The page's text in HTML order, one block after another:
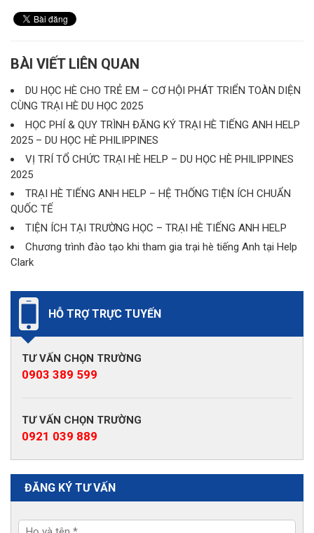
BÀI VIẾT LIÊN QUAN
DU HỌC HÈ CHO TRẺ EM – CƠ HỘI PHÁT TRIỂN TOÀN DIỆN
CÙNG TRẠI HÈ DU HỌC 2025
HỌC PHÍ & QUY TRÌNH ĐĂNG KÝ TRẠI HÈ TIẾNG ANH HELP
2025 – DU HỌC HÈ PHILIPPINES
VỊ TRÍ TỔ CHỨC TRẠI HÈ HELP – DU HỌC HÈ PHILIPPINES
2025
TRẠI HÈ TIẾNG ANH HELP – HỆ THỐNG TIỆN ÍCH CHUẨN
QUỐC TẾ
TIỆN ÍCH TẠI TRƯỜNG HỌC – TRẠI HÈ TIẾNG ANH HELP
Chương trình đào tạo khi tham gia trại hè tiếng Anh tại Help
Clark
HỖ TRỢ TRỰC TUYẾN
TƯ VẤN CHỌN TRƯỜNG
0903 389 599
TƯ VẤN CHỌN TRƯỜNG
0921 039 889
ĐĂNG KÝ TƯ VẤN